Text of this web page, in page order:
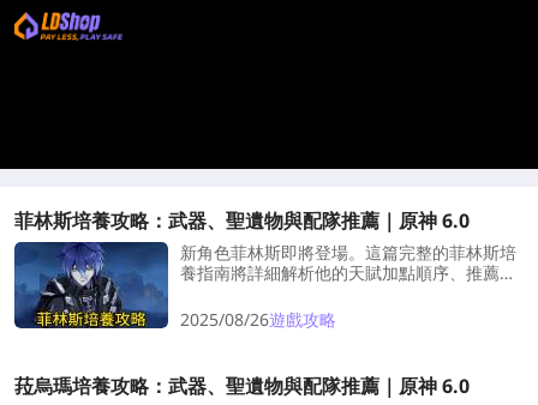
菲林斯培養攻略：武器、聖遺物與配隊推薦｜原神 6.0
新角色菲林斯即將登場。這篇完整的菲林斯培
養指南將詳細解析他的天賦加點順序、推薦武
的最佳隊伍搭配。讓我們開始吧～！
2025/08/26遊戲攻略
菈烏瑪培養攻略：武器、聖遺物與配隊推薦｜原神 6.0